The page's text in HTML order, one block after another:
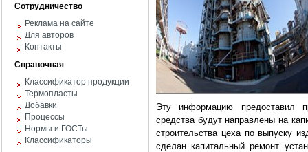
Сотрудничество
Реклама на сайте
Для авторов
Контакты
Справочная
Классификатор продукции
Термопласты
Добавки
Процессы
Нормы и ГОСТы
Классификаторы
Эту информацию предоставил
средства будут направлены на
строительства цеха по выпуску
сделан капитальный ремонт